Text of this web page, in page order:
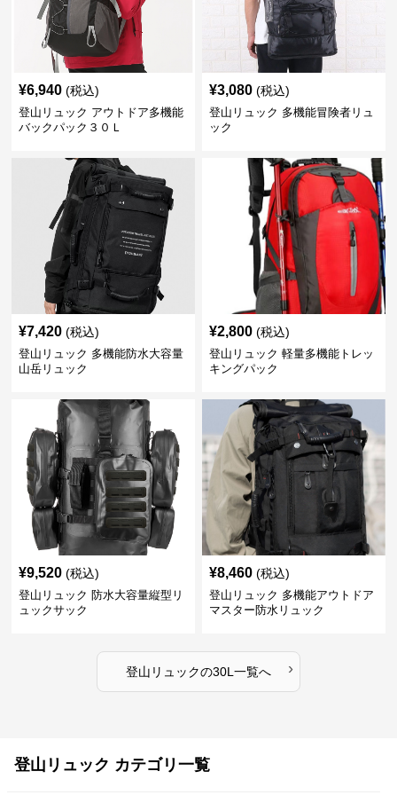
¥6,940 (税込)
登山リュック アウトドア多機能
バックパック３０Ｌ
¥3,080 (税込)
登山リュック 多機能冒険者リュ
ック
¥7,420 (税込)
登山リュック 多機能防水大容量
山岳リュック
¥2,800 (税込)
登山リュック 軽量多機能トレッ
キングパック
¥9,520 (税込)
登山リュック 防水大容量縦型リ
ュックサック
¥8,460 (税込)
登山リュック 多機能アウトドア
マスター防水リュック
登山リュックの30L 一覧へ ›
登山リュック カテゴリ一覧